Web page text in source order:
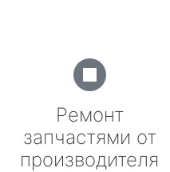
Ремонт
запчастями от
производителя